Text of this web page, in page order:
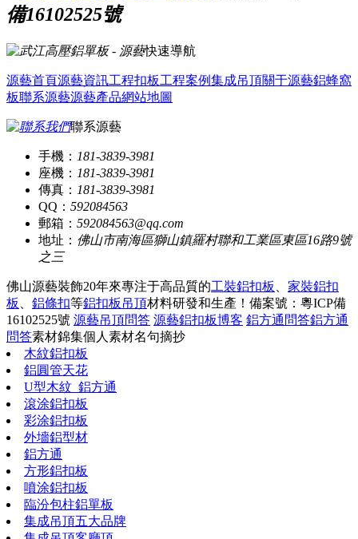
備16102525號
快速導航
源藝首頁源藝資訊工程扣板工程案例集成吊頂關于源藝鋁蜂窩
板聯系源藝源藝產品網站地圖
聯系源藝
手機： 181-3839-3981
座機： 181-3839-3981
傳真： 181-3839-3981
QQ： 592084563
郵箱： 592084563@qq.com
地址： 佛山市南海區獅山鎮羅村聯和工業區東區16路9號
之三
佛山源藝裝飾20年來專注于高品質的工裝鋁扣板
家裝鋁扣
板
鋁條扣等鋁扣板吊頂材料研發和生產！ 備案號：粵ICP備
16102525號 源藝吊頂問答 源藝鋁扣板博客 鋁方通問答鋁方通
問答素材錦集個人素材名句摘抄
木紋鋁扣板
鋁圓管天花
U型木紋_鋁方通
滾涂鋁扣板
彩涂鋁扣板
外墻鋁型材
鋁方通
方形鋁扣板
噴涂鋁扣板
臨汾包柱鋁單板
集成吊頂五大品牌